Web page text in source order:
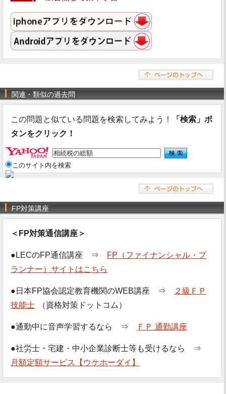
関連・類似の過去問
この問題と似ている問題を検索してみよう！
「検索」ボ
タンをクリック！
このサイト内を検索
FP対策講座
＜FP対策通信講座＞
●LECのFP通信講座 ⇒
FP（ファイナンシャル・プ
ランナー）サイトはこちら
●日本FP協会認定教育機関のWEB講座 ⇒
２級ＦＰ
技能士
（資格対策ドットコム）
●通勤中に音声学習するなら ⇒ ＦＰ 通勤講座
●社労士・宅建・中小企業診断士等も受けるなら ⇒
月額定額サービス【ウケホーダイ】